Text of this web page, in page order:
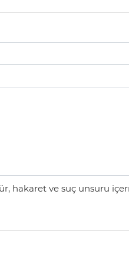
hakaret ve suç unsuru